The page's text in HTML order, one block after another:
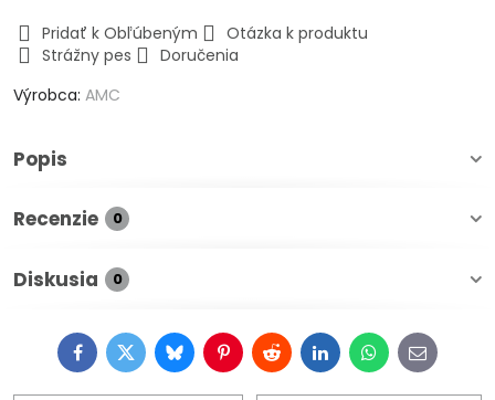
Pridať k Obľúbeným
Otázka k produktu
Strážny pes
Doručenia
Výrobca: AMC
Popis
Recenzie 0
Diskusia 0
FacebookTwitterBlueskyPinterestRedditLinkedInWhatsApp
E-
mail